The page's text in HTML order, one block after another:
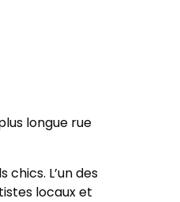
longue rue
L’un des
locaux et